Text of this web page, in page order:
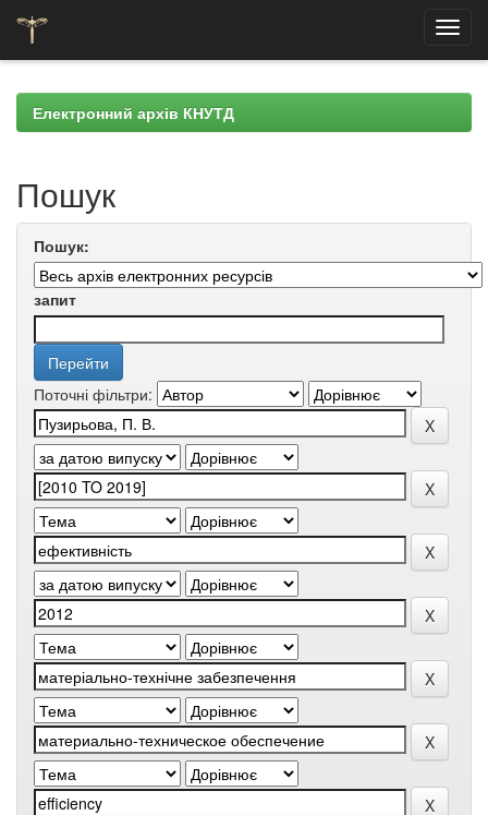
navigationЕлектронний архів КНУТД
Пошук
Пошук:
запит
Поточні фільтри: